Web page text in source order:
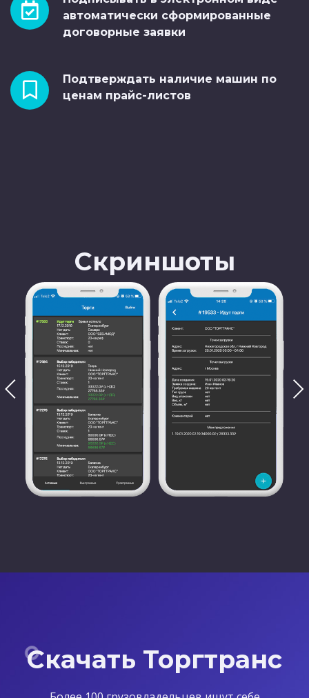
автоматически сформированные
договорные заявки
Подтверждать наличие машин по
ценам прайс-листов
Скриншоты
Скачать Торгтранс